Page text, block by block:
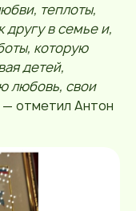
теплоты,
другу в семье и,
которую
детей,
любовь, свои
— отметил Антон